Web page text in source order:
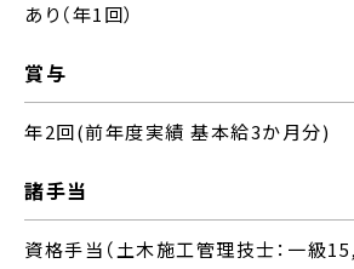
あり（年1回）
賞与
年2回(前年度実績 基本給3か月分)
諸手当
資格手当（土木施工管理技士：一級